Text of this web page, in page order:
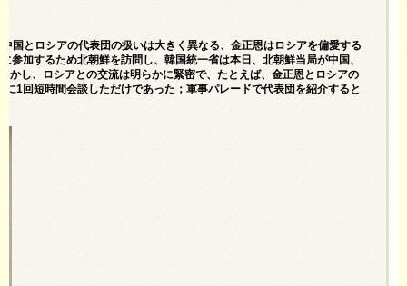
国とロシアの代表団の扱いは大きく異なる、金正恩はロシアを偏愛する
参加するため北朝鮮を訪問し、韓国統一省は本日、北朝鮮当局が中国、
かし、ロシアとの交流は明らかに緊密で、たとえば、金正恩とロシアの
1回短時間会談しただけであった；軍事パレードで代表団を紹介すると